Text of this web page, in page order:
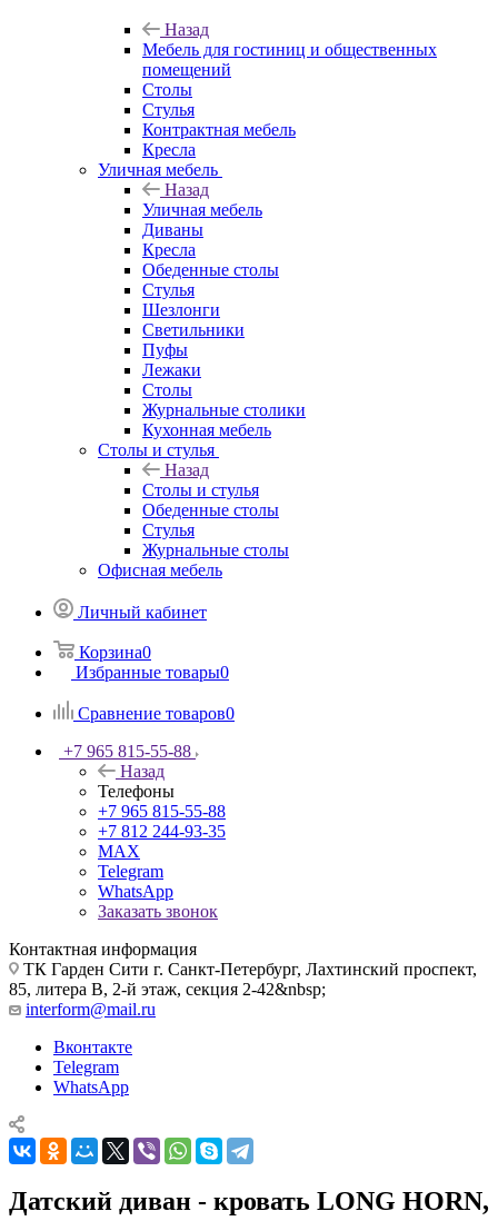
Назад
Мебель для гостиниц и общественных
помещений
Столы
Стулья
Контрактная мебель
Кресла
Уличная мебель
Назад
Уличная мебель
Диваны
Кресла
Обеденные столы
Стулья
Шезлонги
Светильники
Пуфы
Лежаки
Столы
Журнальные столики
Кухонная мебель
Столы и стулья
Назад
Столы и стулья
Обеденные столы
Стулья
Журнальные столы
Офисная мебель
Личный кабинет
Корзина0
Избранные товары0
Сравнение товаров0
+7 965 815-55-88
Назад
Телефоны
+7 965 815-55-88
+7 812 244-93-35
MAX
Telegram
WhatsApp
Заказать звонок
Контактная информация
ТК Гарден Сити г. Санкт-Петербург, Лахтинский проспект,
85, литера В, 2-й этаж, секция 2-42&nbsp;
interform@mail.ru
Вконтакте
Telegram
WhatsApp
Датский диван - кровать LONG HORN,